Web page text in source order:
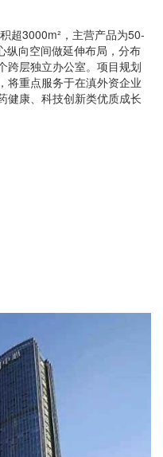
超3000m²，主营产品为50-
纵向空间做延伸布局，分布
跨层独立办公室。项目规划
将重点服务于在滇外资企业
健康、科技创新类优质成长